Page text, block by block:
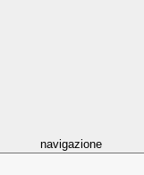
navigazione